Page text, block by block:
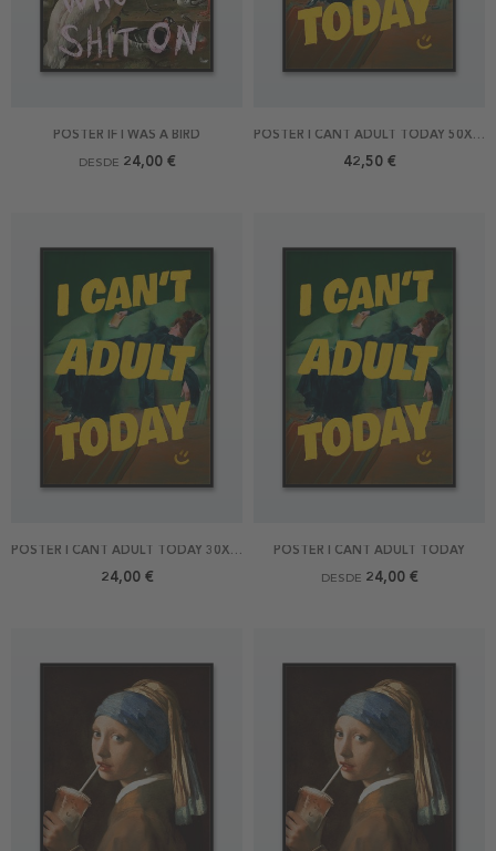
POSTER IF I WAS A BIRD
DESDE 24,00 €
POSTER I CANT ADULT TODAY 50X70
42,50 €
POSTER I CANT ADULT TODAY 30X40
24,00 €
POSTER I CANT ADULT TODAY
DESDE 24,00 €